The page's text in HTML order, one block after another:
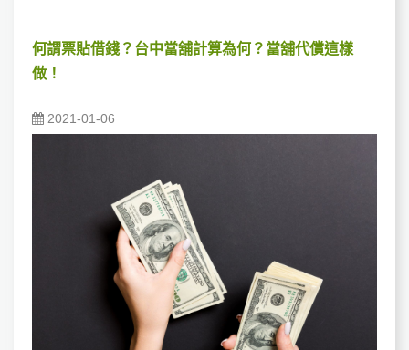
何謂票貼借錢？台中當舖計算為何？當舖代償這樣
做！
2021-01-06